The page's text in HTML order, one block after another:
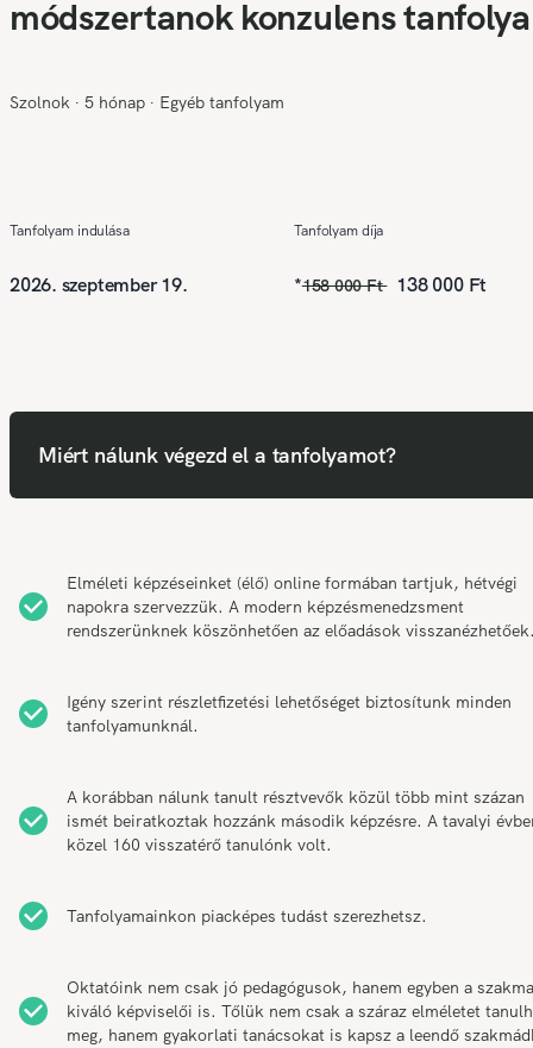
módszertanok konzulens
Szolnok ∙ 5 hónap ∙ Egyéb tanfolyam
Tanfolyam indulása
2026. szeptember 19.
Tanfolyam díja
*158 000 Ft 138 000 Ft
Miért nálunk végezd el a tanfolyamot?
Elméleti képzéseinket (élő) online formában tartjuk, hétvégi
napokra szervezzük. A modern képzésmenedzsment
rendszerünknek köszönhetően az előadások
Igény szerint részletfizetési lehetőséget biztosítunk minden
tanfolyamunknál.
A korábban nálunk tanult résztvevők közül több mint százan
ismét beiratkoztak hozzánk második képzésre. A tavalyi
közel 160 visszatérő tanulónk volt.
Tanfolyamainkon piacképes tudást szerezhetsz.
Oktatóink nem csak jó pedagógusok, hanem egyben a szakma
kiváló képviselői is. Tőlük nem csak a száraz elméletet
meg, hanem gyakorlati tanácsokat is kapsz a leendő